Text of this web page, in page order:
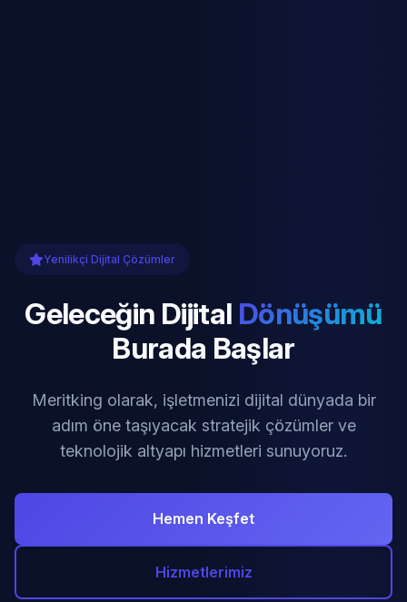
Yenilikçi Dijital Çözümler
Geleceğin Dijital Dönüşümü
Burada Başlar
Meritking olarak, işletmenizi dijital dünyada bir
adım öne taşıyacak stratejik çözümler ve
teknolojik altyapı hizmetleri sunuyoruz.
Hemen Keşfet
Hizmetlerimiz